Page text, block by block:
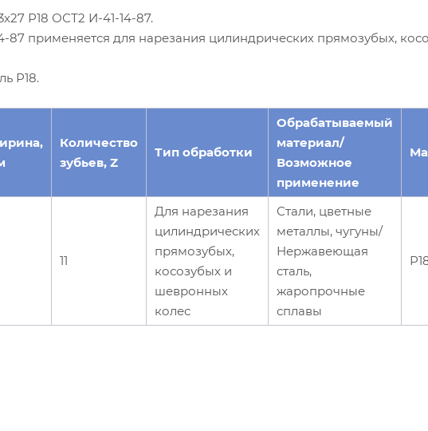
Р18 ОСТ2 И-41-14-87.
применяется для нарезания цилиндрических прямозубых,
Р18.
Количество
зубьев, Z
Тип обработки
Обрабатываемый
материал/
Возможное
применение
11
Для нарезания
цилиндрических
прямозубых,
косозубых и
шевронных
колес
Стали, цветные
металлы, чугуны/
Нержавеющая
сталь,
жаропрочные
сплавы